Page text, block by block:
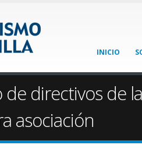
INICIO
directivos de
asociación